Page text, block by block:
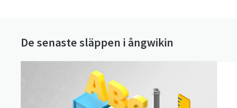
De senaste släppen i ångwikin